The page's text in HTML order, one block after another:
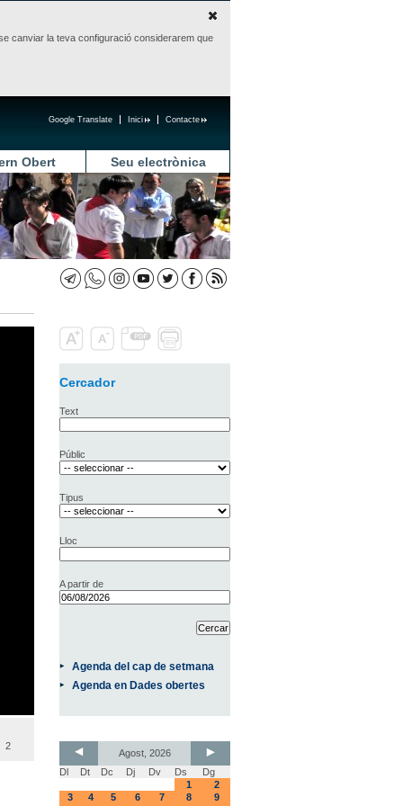
canviar la teva configuració considerarem que
Contacte
Inici
Google Translate
Obert Seu electrònica
2
Cercador
Text
Públic
Tipus
Lloc
A partir de
Agenda del cap de setmana
Agenda en Dades obertes
Agost, 2026
Dl
Dt Dc Dj Dv Ds
Dg
1
2
3
4 5 6 7 8
9